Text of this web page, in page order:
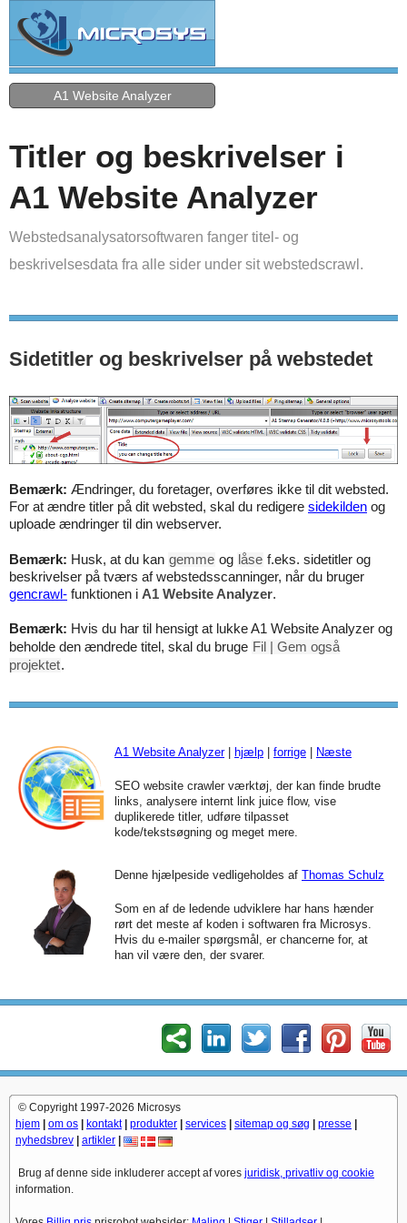
A1 Website Analyzer
Titler og beskrivelser i
A1 Website Analyzer
Webstedsanalysatorsoftwaren fanger titel- og
beskrivelsesdata fra alle sider under sit webstedscrawl.
Sidetitler og beskrivelser på webstedet
Bemærk: Ændringer, du foretager, overføres ikke til dit websted.
For at ændre titler på dit websted, skal du redigere sidekilden og
uploade ændringer til din webserver.
Bemærk: Husk, at du kan gemme og låse f.eks. sidetitler og
beskrivelser på tværs af webstedsscanninger, når du bruger
gencrawl- funktionen i A1 Website Analyzer.
Bemærk: Hvis du har til hensigt at lukke A1 Website Analyzer og
beholde den ændrede titel, skal du bruge Fil | Gem også
projektet.
A1 Website Analyzer| hjælp forrige Næste
SEO website crawler værktøj, der kan finde brudte
links, analysere internt link juice flow, vise
duplikerede titler, udføre tilpasset
kode/tekstsøgning og meget mere.
Denne hjælpeside vedligeholdes af Thomas Schulz
Som en af de ledende udviklere har hans hænder
rørt det meste af koden i softwaren fra Microsys.
Hvis du e-mailer spørgsmål, er chancerne for, at
han vil være den, der svarer.
© Copyright 1997-2026 Microsys
hjem
om os kontakt produkter services sitemap og søg presse
nyhedsbrev
artikler
Brug af denne side inkluderer accept af vores juridisk, privatliv og cookie
information.